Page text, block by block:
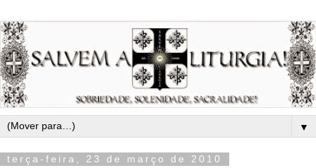
▼
terça-feira, 23 de março de 2010